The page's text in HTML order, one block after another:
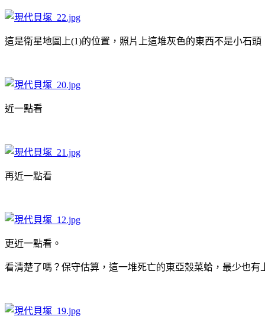
這是衛星地圖上(1)的位置，照片上這堆灰色的東西不是小石
近一點看
再近一點看
更近一點看。
看清楚了嗎？保守估算，這一堆死亡的東亞殼菜蛤，最少也有